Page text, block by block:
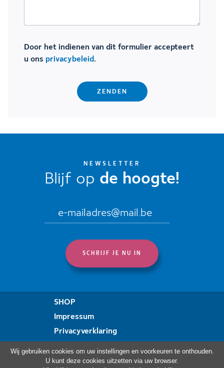
Door het indienen van dit formulier accepteert
u ons privacybeleid.
NEWSLETTER
Blijf op de hoogte!
SHOP
Impressum
Privacyverklaring
Wij gebruiken cookies om uw instellingen en voorkeuren te onthouden.
U kunt deze cookies uitzetten via uw browser.